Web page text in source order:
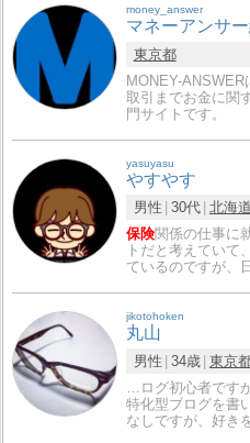
money_answer
マネーアンサ
東京都
MONEY-ANSWER
取引までお金に関
門サイトです。
yasuyasu
やすやす
男性 30代 北海道
保険関係の仕事に
トだと考えていて
ているのですが、
jikotohoken
丸山
男性 34歳 東京
…ログ初心者です
特化型ブログを書
なしですが、好き